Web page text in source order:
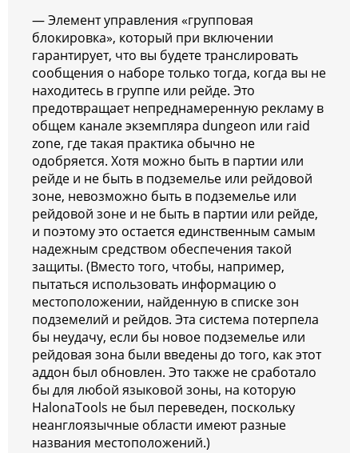
— Элемент управления «групповая
блокировка», который при включении
гарантирует, что вы будете транслировать
сообщения о наборе только тогда, когда вы не
находитесь в группе или рейде. Это
предотвращает непреднамеренную рекламу в
общем канале экземпляра dungeon или raid
zone, где такая практика обычно не
одобряется. Хотя можно быть в партии или
рейде и не быть в подземелье или рейдовой
зоне, невозможно быть в подземелье или
рейдовой зоне и не быть в партии или рейде,
и поэтому это остается единственным самым
надежным средством обеспечения такой
защиты. (Вместо того, чтобы, например,
пытаться использовать информацию о
местоположении, найденную в списке зон
подземелий и рейдов. Эта система потерпела
бы неудачу, если бы новое подземелье или
рейдовая зона были введены до того, как этот
аддон был обновлен. Это также не сработало
бы для любой языковой зоны, на которую
HalonaTools не был переведен, поскольку
неанглоязычные области имеют разные
названия местоположений.)